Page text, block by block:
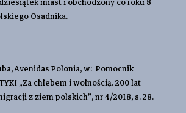
Osadnika.
Avenidas Polonia, w: Pomocnik
„Za chlebem i wolnością. 200 lat
z ziem polskich”, nr 4/2018, s. 28.